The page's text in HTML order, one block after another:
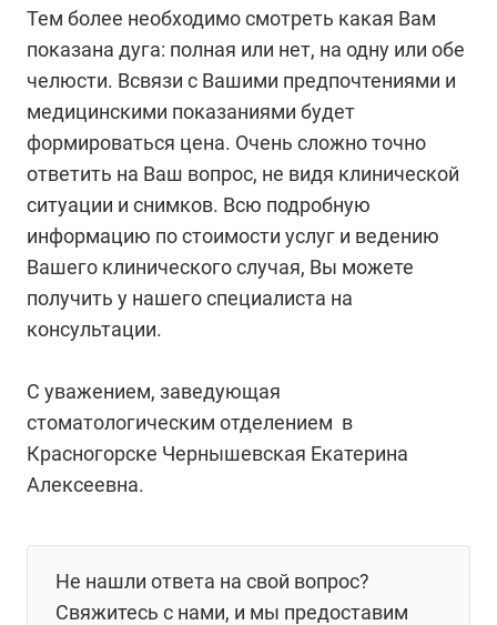
Тем более необходимо смотреть какая Вам
показана дуга: полная или нет, на одну или обе
челюсти. Всвязи с Вашими предпочтениями и
медицинскими показаниями будет
формироваться цена. Очень сложно точно
ответить на Ваш вопрос, не видя клинической
ситуации и снимков. Всю подробную
информацию по стоимости услуг и ведению
Вашего клинического случая, Вы можете
получить у нашего специалиста на
консультации.
C уважением, заведующая
стоматологическим отделением в
Красногорске Чернышевская Екатерина
Алексеевна.
Не нашли ответа на свой вопрос?
Свяжитесь с нами, и мы предоставим